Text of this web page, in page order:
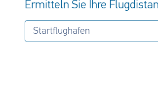
Ermitteln Sie Ihre
Startflughafen